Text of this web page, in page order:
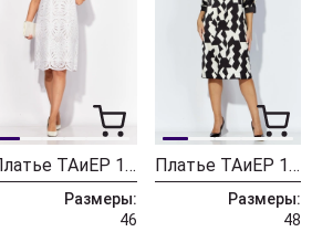
Платье ТАиЕР 1371
Размеры:
46
Платье ТАиЕР 1298
Размеры:
48